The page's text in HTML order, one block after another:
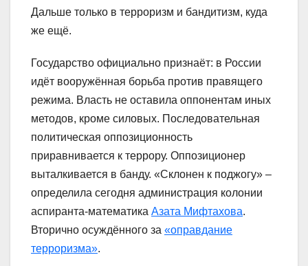
Дальше только в терроризм и бандитизм, куда
же ещё.
Государство официально признаёт: в России
идёт вооружённая борьба против правящего
режима. Власть не оставила оппонентам иных
методов, кроме силовых. Последовательная
политическая оппозиционность
приравнивается к террору. Оппозиционер
выталкивается в банду. «Склонен к поджогу» –
определила сегодня администрация колонии
аспиранта-математика Азата Мифтахова.
Вторично осуждённого за «оправдание
терроризма».